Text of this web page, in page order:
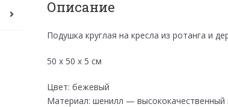
Описание
Подушка круглая на кресла из ротанга и
50 х 50 х 5 см
Цвет: бежевый
Материал: шенилл — высококачественный